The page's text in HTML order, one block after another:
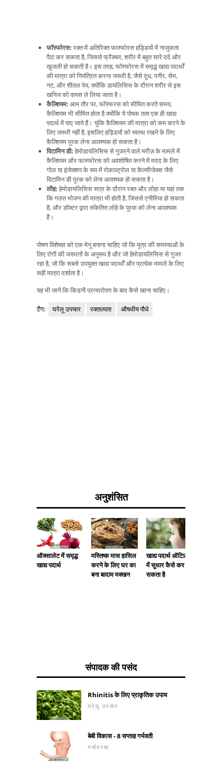
फॉस्फोरस: रक्त में अतिरिक्त फास्फोरस हड्डियों में नाजुकता
पैदा कर सकता है, जिससे फ्रैक्चर, शरीर में बहुत सारे दर्द और
खुजली हो सकती है। इस तरह, फॉस्फोरस में समृद्ध खाद्य पदार्थों
की मात्रा को नियंत्रित करना जरूरी है, जैसे दूध, पनीर, सेम,
नट, और शीतल पेय, क्योंकि डायलिसिस के दौरान शरीर से इस
खनिज को वापस ले लिया जाता है।
कैल्शियम: आम तौर पर, फॉस्फरस को सीमित करते समय,
कैल्शियम भी सीमित होता है क्योंकि ये पोषक तत्व एक ही खाद्य
पदार्थ में पाए जाते हैं। चूंकि कैल्शियम की मात्रा को कम करने के
लिए जरूरी नहीं है, इसलिए हड्डियों को स्वस्थ रखने के लिए
कैल्शियम पूरक लेना आवश्यक हो सकता है।
विटामिन डी: हेमोडायलिसिस से गुजरने वाले मरीज़ के मामले में
कैल्शियम और फास्फोरस को अवशोषित करने में मदद के लिए
गोल या इंजेक्शन के रूप में रोकाल्ट्रोल या कैल्सीजेक्स जैसे
विटामिन डी पूरक को लेना आवश्यक हो सकता है।
लौह: हेमोडायलिसिस सत्र के दौरान रक्त और लोहा या यहां तक
​​कि गलत भोजन की मात्रा भी होती है, जिससे एनीमिया हो सकता
है, और डॉक्टर द्वारा संकेतित लोहे के पूरक को लेना आवश्यक
है।
पोषण विशेषज्ञ को एक मेनू बनाना चाहिए जो कि मूत्र की समस्याओं के
लिए रोगी की जरूरतों के अनुरूप है और जो हेमोडायलिसिस से गुजर
रहा है, जो कि सबसे उपयुक्त खाद्य पदार्थों और प्रत्येक मामले के लिए
सही मात्रा दर्शाता है।
यह भी जानें कि किडनी प्रत्यारोपण के बाद कैसे खाना चाहिए।
टैग: घरेलू उपचार रक्ताल्पता औषधीय पौधे
अनुशंसित
ऑक्सालेट में समृद्ध
खाद्य पदार्थ
मस्तिष्क मास हासिल
करने के लिए घर का
बना बादाम मक्खन
खाद्य पदार्थ ऑटिज़्म
में सुधार कैसे कर
सकता है
संपादक की पसंद
Rhinitis के लिए प्राकृतिक उपाय
घरेलू उपचार
बेबी विकास - 8 सप्ताह गर्भवती
गर्भावस्था